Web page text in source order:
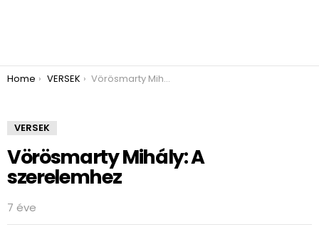
You are here:
Home VERSEK Vörösmarty Mihály: A szerelemhez
VERSEK
Vörösmarty Mihály: A
szerelemhez
7 éve